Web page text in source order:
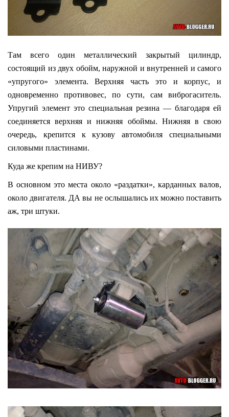
Там всего один металлический закрытый цилиндр,
состоящий из двух обойм, наружной и внутренней и самого
«упругого» элемента. Верхняя часть это и корпус, и
одновременно противовес, по сути, сам виброгаситель.
Упругий элемент это специальная резина — благодаря ей
соединяется верхняя и нижняя обоймы. Нижняя в свою
очередь, крепится к кузову автомобиля специальными
силовыми пластинами.
Куда же крепим на НИВУ?
В основном это места около «раздатки», карданных валов,
около двигателя. ДА вы не ослышались их можно поставить
аж, три штуки.